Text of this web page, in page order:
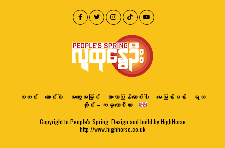
သတင်း ဆောင်းပါး အတွေးအမြင် ဘာသာပြန်ဆောင်းပါး မေးမြန်းခန်း
ရသ
ထိုင်း – ကမ္ဘောဒီးယား
Copyright to People's Spring. Design and build by HighHorse
http://www.highhorse.co.uk